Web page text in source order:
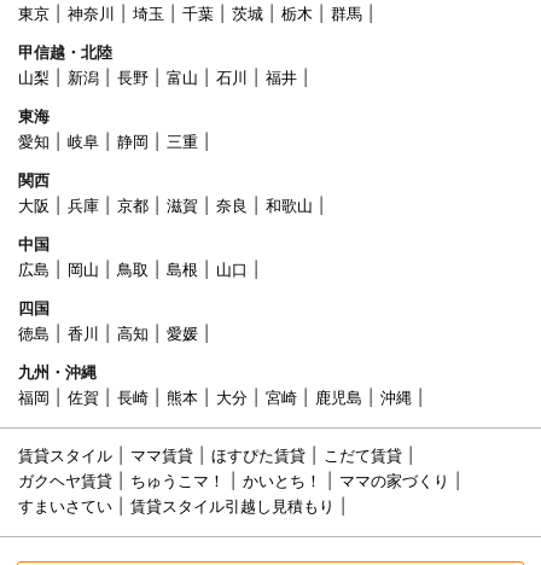
東京
神奈川 埼玉 千葉 茨城 栃木
群馬
甲信越・北陸
山梨
新潟 長野 富山 石川
福井
東海
愛知
岐阜 静岡
三重
関西
大阪
兵庫 京都 滋賀 奈良
和歌山
中国
広島
岡山 鳥取 島根
山口
四国
徳島
香川 高知
愛媛
九州・沖縄
福岡
佐賀 長崎 熊本 大分 宮崎 鹿児島 沖縄
賃貸スタイル ママ賃貸 ほすぴた賃貸
こだて賃貸
ガクヘヤ賃貸
ちゅうこマ！ かいとち！
ママの家づくり
すまいさてい
賃貸スタイル引越し見積もり